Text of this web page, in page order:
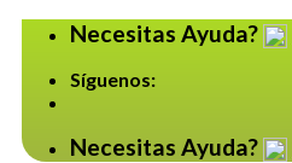
content
Necesitas Ayuda?
Síguenos:
Necesitas Ayuda?